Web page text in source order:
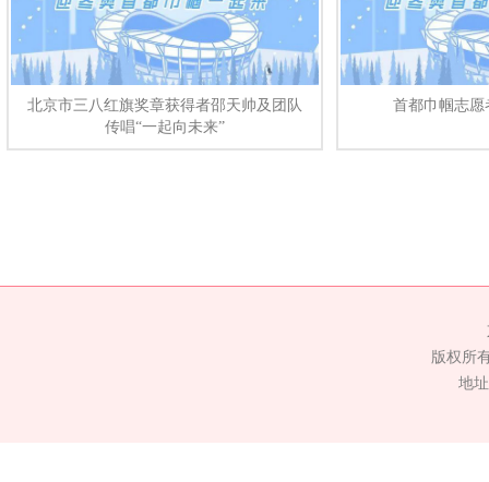
北京市三八红旗奖章获得者邵天帅及团队
传唱“一起向未来”
首都巾帼志
版权所
地